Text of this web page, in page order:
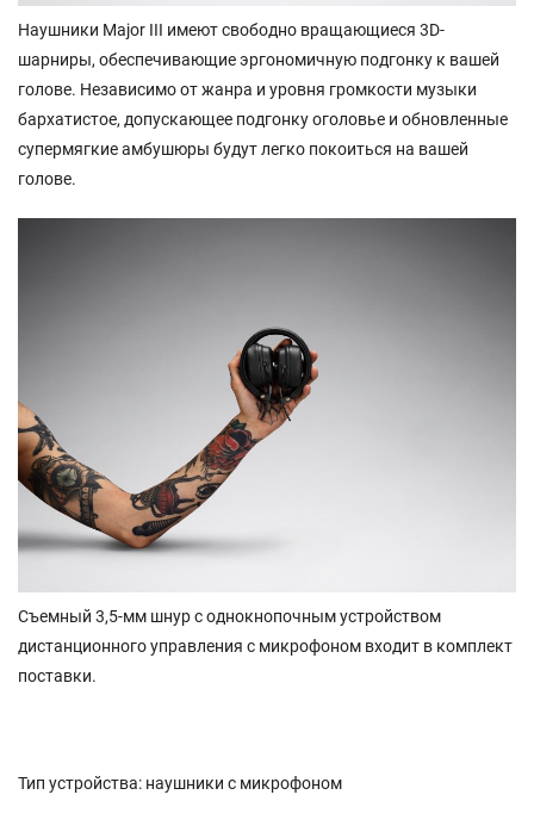
Наушники Major III имеют свободно вращающиеся 3D-
шарниры, обеспечивающие эргономичную подгонку к вашей
голове. Независимо от жанра и уровня громкости музыки
бархатистое, допускающее подгонку оголовье и обновленные
супермягкие амбушюры будут легко покоиться на вашей
голове.
Съемный 3,5-мм шнур с однокнопочным устройством
дистанционного управления с микрофоном входит в комплект
поставки.
Тип устройства: наушники с микрофоном